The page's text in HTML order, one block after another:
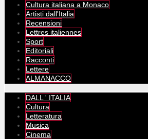
Cultura italiana a Monaco
Artisti dall'Italia
Recensioni
Lettres italiennes
Sport
Editoriali
Racconti
Lettere
ALMANACCO
DALL ' ITALIA
Cultura
Letteratura
Musica
Cinema